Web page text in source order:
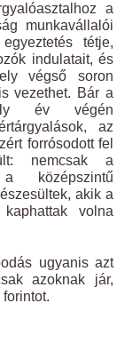
a
munkavállalói
tétje,
indulatait, és
végső soron
vezethet. Bár a
év végén
az
forrósodott fel
nemcsak a
középszintű
akik a
volna
ugyanis azt
azoknak jár,